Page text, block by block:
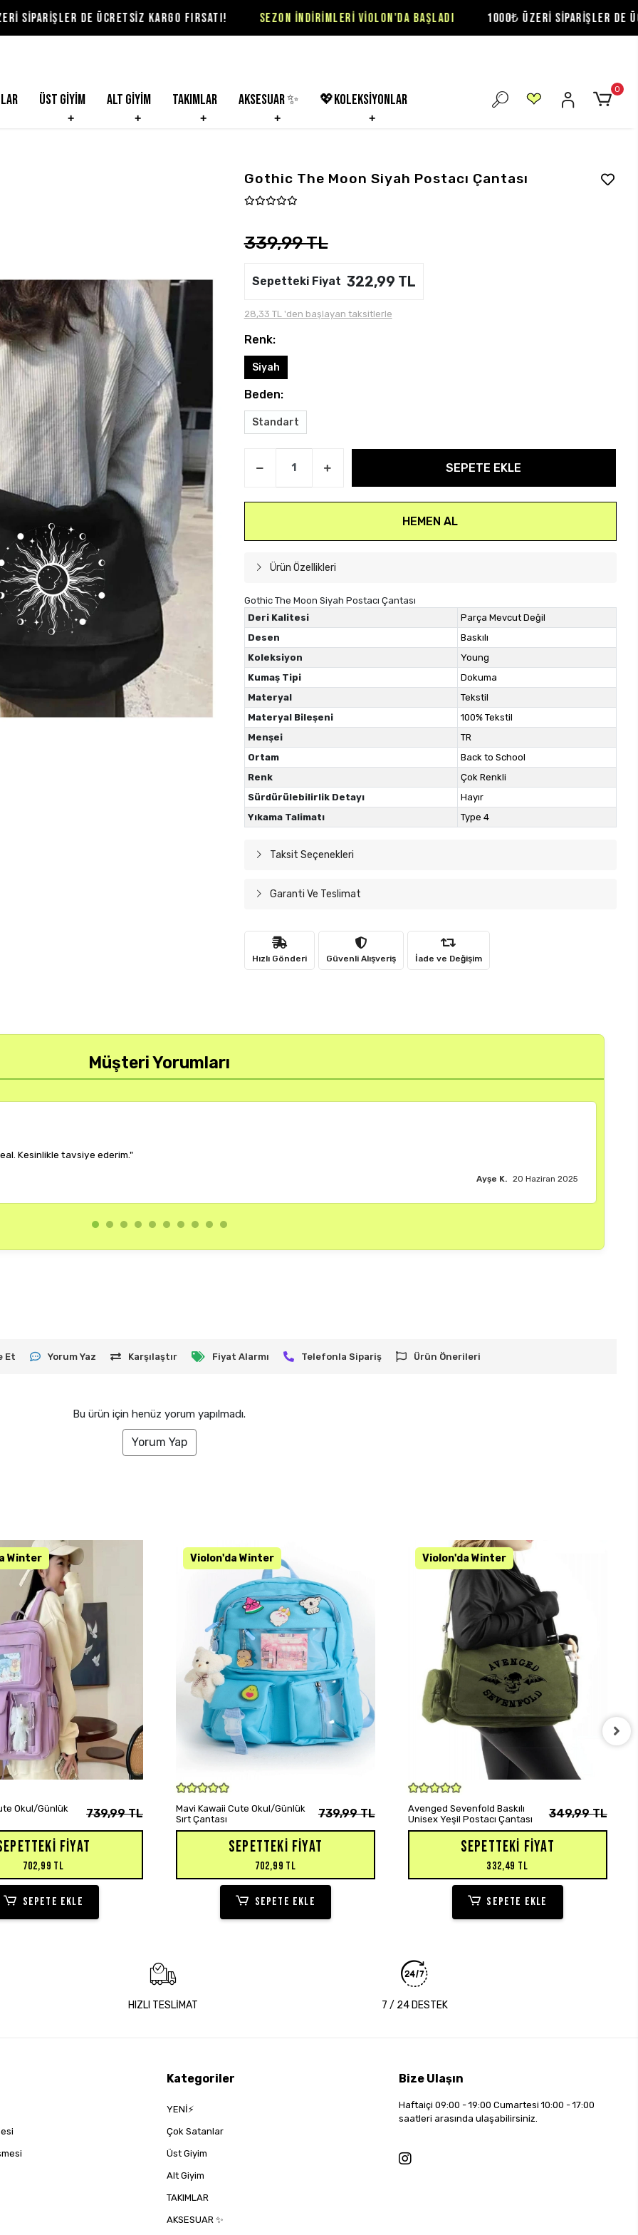
DE ÜCRETSİZ KARGO FIRSATI! SEZON İNDİRİMLERİ VİOLON'DA BAŞLADI 1000₺ ÜZERİ SİPARİŞLER DE ÜCRETSİZ
Üst Giyim Alt Giyim Takımlar Aksesuar ✨ 💖koleksiyonlar
0
Gothic The Moon Siyah Postacı Çantası
339,99 TL
Sepetteki Fiyat 322,99 TL
28,33 TL 'den başlayan taksitlerle
Renk:
Siyah
Beden:
Standart
SEPETE EKLE
HEMEN AL
Ürün Özellikleri
Gothic The Moon Siyah Postacı Çantası
Deri Kalitesi
Parça Mevcut Değil
Desen
Baskılı
Koleksiyon
Young
Kumaş Tipi
Dokuma
Materyal
Tekstil
Materyal Bileşeni
100% Tekstil
Menşei
TR
Ortam
Back to School
Renk
Çok Renkli
Sürdürülebilirlik Detayı
Hayır
Yıkama Talimatı
Type 4
Taksit Seçenekleri
Garanti Ve Teslimat
Hızlı Gönderi Güvenli Alışveriş İade ve Değişim
Müşteri Yorumları
memnun kaldım."
Burak M. 18 Haziran 2025
Et Yorum Yaz Karşılaştır Fiyat Alarmı Telefonla Sipariş Ürün Önerileri
Bu ürün için henüz yorum yapılmadı.
Yorum Yap
Okul/Günlük
739,99 TL
FIYAT
702,99 TL
SEPETE EKLE
Mavi Kawaii Cute Okul/Günlük
Sırt Çantası
739,99 TL
SEPETTEKI FIYAT
702,99 TL
SEPETE EKLE
Avenged Sevenfold Baskılı
Unisex Yeşil Postacı Çantası
349,99 TL
SEPETTEKI FIYAT
332,49 TL
SEPETE EKLE
HIZLI TESLİMAT 7 / 24 DESTEK
Kategoriler
YENİ⚡
Çok Satanlar
Üst Giyim
Alt Giyim
TAKIMLAR
AKSESUAR ✨
Bize Ulaşın
Haftaiçi 09:00 - 19:00 Cumartesi 10:00 - 17:00
saatleri arasında ulaşabilirsiniz.